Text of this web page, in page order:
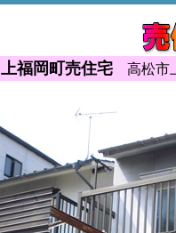
上福岡町売住宅高松市